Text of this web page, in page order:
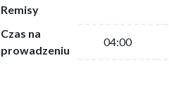
Remisy
Czas na
prowadzeniu
04:00